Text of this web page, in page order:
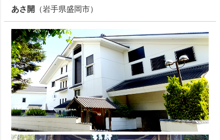
あさ開 （岩手県盛岡市）